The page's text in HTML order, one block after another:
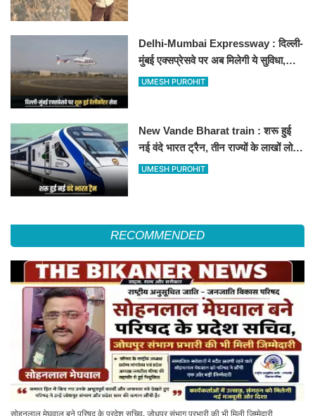
Delhi-Mumbai Expressway : दिल्ली-
मुंबई एक्सप्रेसवे पर अब मिलेगी ये सुविधा,
हेलीकॉप्टर सर्विस से तुरंत घायल पहुंचेगा
UMESH PUROHIT
New Vande Bharat train : शरू हुई
नई वंदे भारत ट्रैन, तीन राज्यों के लाखों लोगों
का सफर होगा आसान, देखें पूरा रूटमैप
UMESH PUROHIT
RECOMMENDED
सोहनलाल मेघवाल बने परिषद के प्रदेश सचिव, जोधपुर संभाग प्रभारी की भी मिली जिम्मेदारी